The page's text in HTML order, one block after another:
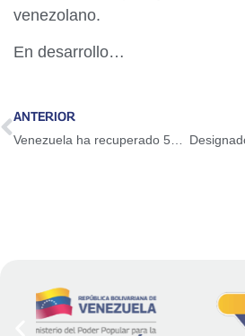
venezolano.
En desarrollo…
ANTERIOR
Venezuela ha recuperado 52% su capacidad industrial instalada